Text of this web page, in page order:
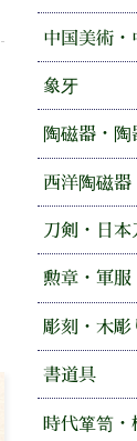
中国美術
象牙
陶磁器・陶
西洋陶磁
刀剣・日本
勲章・軍服
彫刻・木
書道具
時代箪笥・